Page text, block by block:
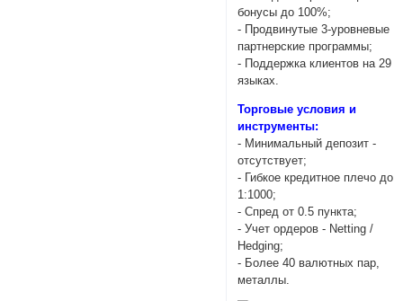
бонусы до 100%;
- Продвинутые 3-уровневые
партнерские программы;
- Поддержка клиентов на 29
языках.
Торговые условия и
инструменты:
- Минимальный депозит -
отсутствует;
- Гибкое кредитное плечо до
1:1000;
- Спред от 0.5 пункта;
- Учет ордеров - Netting /
Hedging;
- Более 40 валютных пар,
металлы.